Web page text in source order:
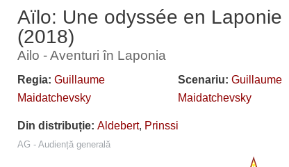
Aïlo: Une odyssée en Laponie
(2018)
Ailo - Aventuri în Laponia
Regia: Guillaume
Maidatchevsky
Scenariu: Guillaume
Maidatchevsky
Din distribuție: Aldebert, Prinssi
AG - Audiență generală